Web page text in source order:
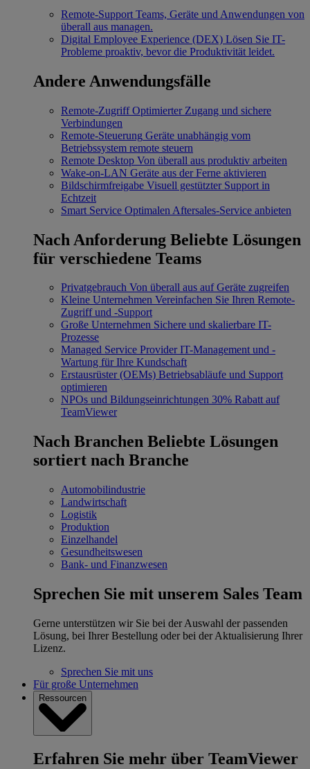
Remote-Support Teams, Geräte und Anwendungen von
überall aus managen.
Digital Employee Experience (DEX) Lösen Sie IT-
Probleme proaktiv, bevor die Produktivität leidet.
Andere Anwendungsfälle
Remote-Zugriff Optimierter Zugang und sichere
Verbindungen
Remote-Steuerung Geräte unabhängig vom
Betriebssystem remote steuern
Remote Desktop Von überall aus produktiv arbeiten
Wake-on-LAN Geräte aus der Ferne aktivieren
Bildschirmfreigabe Visuell gestützter Support in
Echtzeit
Smart Service Optimalen Aftersales-Service anbieten
Nach Anforderung Beliebte Lösungen
für verschiedene Teams
Privatgebrauch Von überall aus auf Geräte zugreifen
Kleine Unternehmen Vereinfachen Sie Ihren Remote-
Zugriff und -Support
Große Unternehmen Sichere und skalierbare IT-
Prozesse
Managed Service Provider IT-Management und -
Wartung für Ihre Kundschaft
Erstausrüster (OEMs) Betriebsabläufe und Support
optimieren
NPOs und Bildungseinrichtungen 30% Rabatt auf
TeamViewer
Nach Branchen Beliebte Lösungen
sortiert nach Branche
Automobilindustrie
Landwirtschaft
Logistik
Produktion
Einzelhandel
Gesundheitswesen
Bank- und Finanzwesen
Sprechen Sie mit unserem Sales Team
Gerne unterstützen wir Sie bei der Auswahl der passenden
Lösung, bei Ihrer Bestellung oder bei der Aktualisierung Ihrer
Lizenz.
Sprechen Sie mit uns
Für große Unternehmen
Ressourcen
Erfahren Sie mehr über TeamViewer